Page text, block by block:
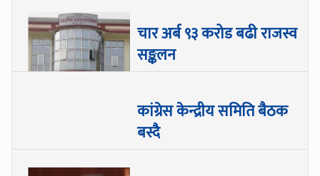
चार अर्ब ९३ करोड बढी राजस्व
सङ्कलन
कांग्रेस केन्द्रीय समिति बैठक
बस्दै